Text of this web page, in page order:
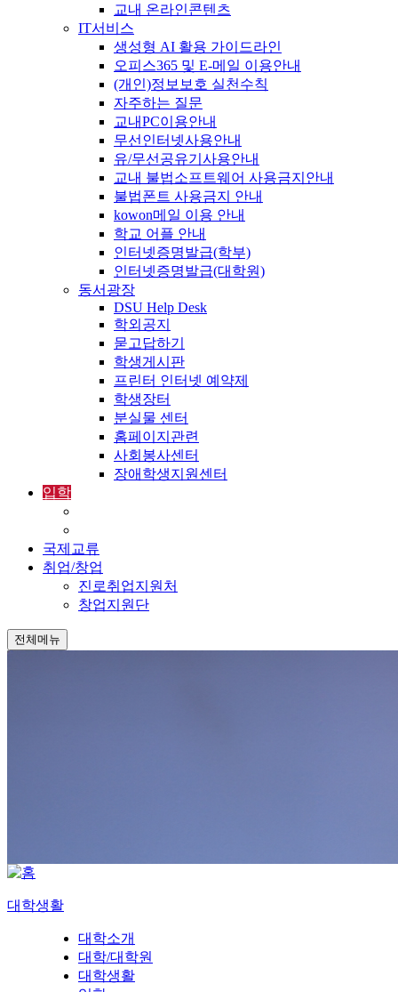
교내 온라인콘텐츠
IT서비스
생성형 AI 활용 가이드라인
오피스365 및 E-메일 이용안내
(개인)정보보호 실천수칙
자주하는 질문
교내PC이용안내
무선인터넷사용안내
유/무선공유기사용안내
교내 불법소프트웨어 사용금지안내
불법폰트 사용금지 안내
kowon메일 이용 안내
학교 어플 안내
인터넷증명발급(학부)
인터넷증명발급(대학원)
동서광장
DSU Help Desk
학외공지
묻고답하기
학생게시판
프린터 인터넷 예약제
학생장터
분실물 센터
홈페이지관련
사회봉사센터
장애학생지원센터
입학
국제교류
취업/창업
진로취업지원처
창업지원단
전체메뉴
대학생활
대학소개
대학/대학원
대학생활